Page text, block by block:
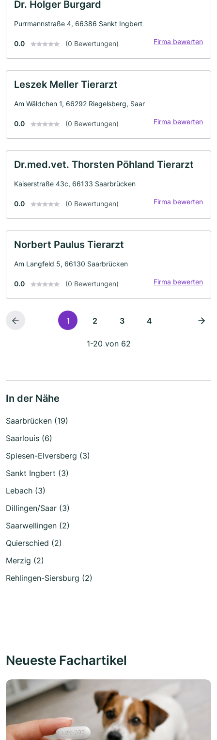
Dr. Holger Burgard
Purrmannstraße 4, 66386 Sankt Ingbert
0.0 (0 Bewertungen) Firma bewerten
Leszek Meller Tierarzt
Am Wäldchen 1, 66292 Riegelsberg, Saar
0.0 (0 Bewertungen) Firma bewerten
Dr.med.vet. Thorsten Pöhland Tierarzt
Kaiserstraße 43c, 66133 Saarbrücken
0.0 (0 Bewertungen) Firma bewerten
Norbert Paulus Tierarzt
Am Langfeld 5, 66130 Saarbrücken
0.0 (0 Bewertungen) Firma bewerten
1 2 3 4
1-20 von 62
In der Nähe
Saarbrücken (19)
Saarlouis (6)
Spiesen-Elversberg (3)
Sankt Ingbert (3)
Lebach (3)
Dillingen/Saar (3)
Saarwellingen (2)
Quierschied (2)
Merzig (2)
Rehlingen-Siersburg (2)
Neueste Fachartikel